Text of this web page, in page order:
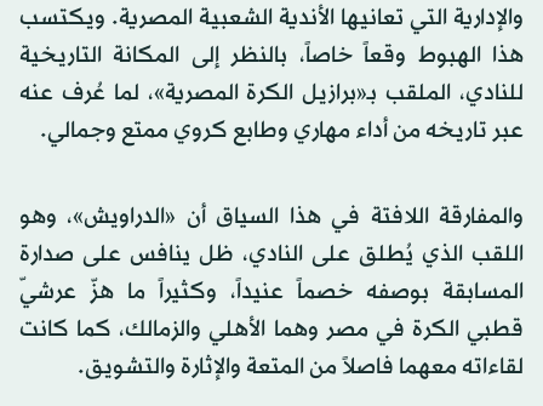
والإدارية التي تعانيها الأندية الشعبية المصرية. ويكتسب
هذا الهبوط وقعاً خاصاً، بالنظر إلى المكانة التاريخية
للنادي، الملقب بـ«برازيل الكرة المصرية»، لما عُرف عنه
عبر تاريخه من أداء مهاري وطابع كروي ممتع وجمالي.
والمفارقة اللافتة في هذا السياق أن «الدراويش»، وهو
اللقب الذي يُطلق على النادي، ظل ينافس على صدارة
المسابقة بوصفه خصماً عنيداً، وكثيراً ما هزّ عرشيّ
قطبي الكرة في مصر وهما الأهلي والزمالك، كما كانت
لقاءاته معهما فاصلاً من المتعة والإثارة والتشويق.